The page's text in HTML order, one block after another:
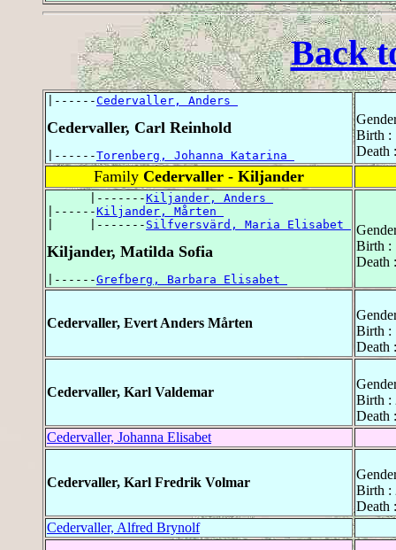
Back
|------Cedervaller, Anders
Cedervaller, Carl Reinhold
|------Torenberg, Johanna Katarina
Birth :
Death
Family Cedervaller - Kiljander
      |-------
Kiljander, Anders
|------Kiljander, Mårten
|     |------- Silfversvärd, Maria Elisabet
Kiljander, Matilda Sofia
|------Grefberg, Barbara Elisabet
Birth :
Death
Cedervaller, Evert Anders Mårten
Birth :
Death
Cedervaller, Karl Valdemar
Birth :
Death
Cedervaller, Johanna Elisabet
Cedervaller, Karl Fredrik Volmar
Birth :
Death
Cedervaller, Alfred Brynolf